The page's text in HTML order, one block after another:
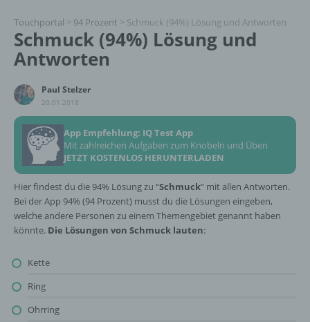
Touchportal > 94 Prozent > Schmuck (94%) Lösung und Antworten
Schmuck (94%) Lösung und
Antworten
Paul Stelzer
20.01.2018
App Empfehlung: IQ Test App
Mit zahlreichen Aufgaben zum Knobeln und Üben
JETZT KOSTENLOS HERUNTERLADEN
Hier findest du die 94% Lösung zu “Schmuck” mit allen Antworten.
Bei der App 94% (94 Prozent) musst du die Lösungen eingeben,
welche andere Personen zu einem Themengebiet genannt haben
könnte. Die Lösungen von Schmuck lauten:
Kette
Ring
Ohrring